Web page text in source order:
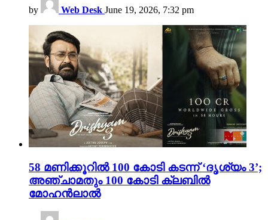
by Web Desk June 19, 2026, 7:32 pm
58 മണിക്കൂറിൽ 100 കോടി കടന്ന് ‘ദൃശ്യം 3’;
അഞ്ചാമതും 100 കോടി ക്ലബിൽ
മോഹൻലാൽ